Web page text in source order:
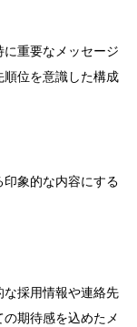
重要なメッセージ
順位を意識した構成
象的な内容にする
採用情報や連絡先
期待感を込めたメ